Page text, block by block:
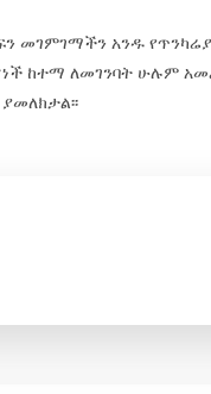
መገምገማችን አንዱ
ከተማ ለመገንባት ሁሉም